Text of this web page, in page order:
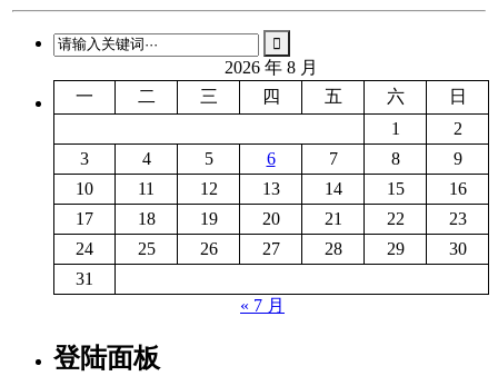
2026 年 8 月
一
二 三 四 五 六
日
1
2
3
4 5 6 7 8
9
10
11 12 13 14 15
16
17
18 19 20 21 22
23
24
25 26 27 28 29
30
31
« 7 月
登陆面板